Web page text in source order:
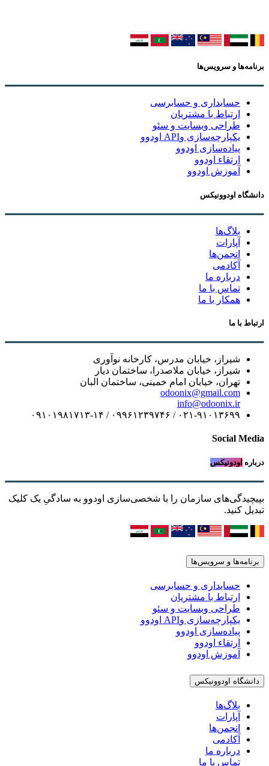
برنامه‌ها و سرویس‌ها
حسابداری و حسابرسی
ارتباط با مشتریان
طراحی وبسایت و سئو
یکپارچه‌سازی وAPI اودوو
پیاده‌سازی اودوو
ارتقاء اودوو
آموزش اودوو
دانشگاه اودوونیکس
بلاگ‌ها
آپارات
انجمن‌ها
آکادمی
درباره ما
تماس با ما
همکار با ما
ارتباط با ما
شیراز، خیابان مدرس، کارخانه نوآوری
شیراز، خیابان ملاصدرا، ساختمان دیار
تهران، خیابان امام خمینی، ساختمان البان
odoonix@gmail.com
info@odoonix.ir
۰۲۱-۹۱۰۱۳۶۹۹ / ۰۹۹۶۱۲۳۹۷۴۶ / ۰۹۱۰۱۹۸۱۷۱۳-۱۴
Social Media
درباره اودونیکس
بپیچیدگی‌های سازمان را با شخصی‌سازی اودوو به سادگیِ یک کلیک
تبدیل کنید.
برنامه‌ها و سرویس‌ها
حسابداری و حسابرسی
ارتباط با مشتریان
طراحی وبسایت و سئو
یکپارچه‌سازی وAPI اودوو
پیاده‌سازی اودوو
ارتقاء اودوو
آموزش اودوو
دانشگاه اودوونیکس
بلاگ‌ها
آپارات
انجمن‌ها
آکادمی
درباره ما
تماس با ما